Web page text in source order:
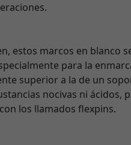
estos marcos en blanco
para la
superior a la de un
nocivas ni ácidos,
los llamados flexpins.